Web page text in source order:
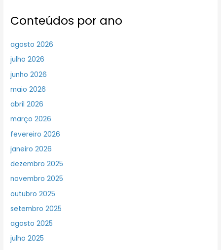
Conteúdos por ano
agosto 2026
julho 2026
junho 2026
maio 2026
abril 2026
março 2026
fevereiro 2026
janeiro 2026
dezembro 2025
novembro 2025
outubro 2025
setembro 2025
agosto 2025
julho 2025